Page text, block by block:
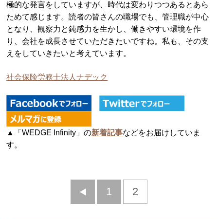
極的な発言をしていますが、時代は変わりつつあるとあら
ためて感じます。読者の皆さんの職場でも、管理職が中心
となり、観察力と鈍感力を生かし、働きやすい環境を作
り、会社を成長させていただきたいですね。私も、その支
えをしていきたいと考えています。
社会保険労務士法人ナデック
▲「WEDGE Infinity」の新着記事などをお届けしていま
す。
前
1 2